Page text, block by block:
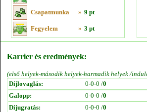
Csapatmunka » 9 pt
Fegyelem » 3 pt
Karrier és eredmények:
(első helyek-második helyek-harmadik helyek /
Díjlovaglás:
0-0-0 /0
Galopp:
0-0-0 /0
Díjugratás:
0-0-0 /0